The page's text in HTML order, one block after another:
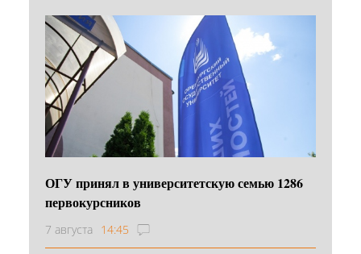
ОГУ принял в университетскую семью 1286
первокурсников
7 августа 14:45